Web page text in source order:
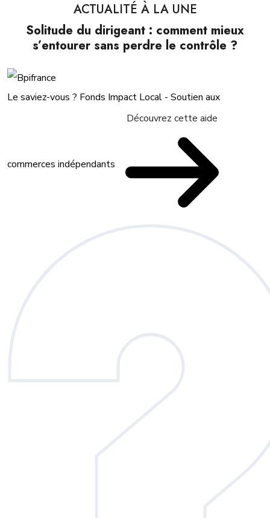
ACTUALITÉ À LA UNE
Solitude du dirigeant : comment mieux
s’entourer sans perdre le contrôle ?
Le saviez-vous ? Fonds Impact Local - Soutien aux
commerces indépendants
Découvrez cette aide